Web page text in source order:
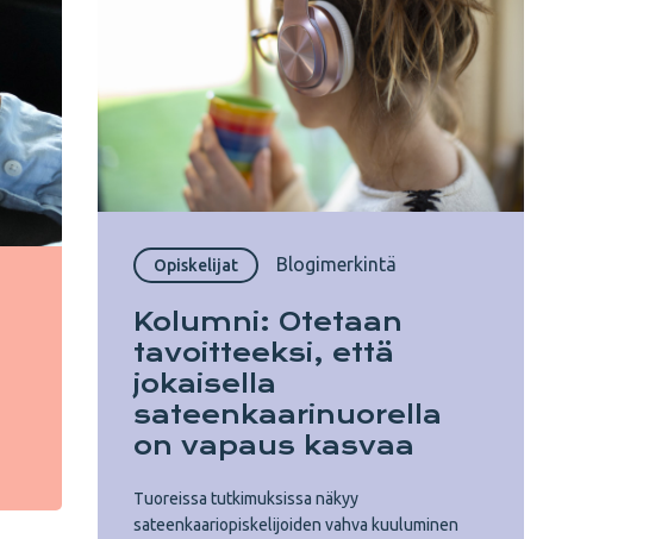
Opiskelijat Blogimerkintä
Kolumni: Otetaan
tavoitteeksi, että
jokaisella
sateenkaarinuorella
on vapaus kasvaa
Tuoreissa tutkimuksissa näkyy
sateenkaariopiskelijoiden vahva kuuluminen